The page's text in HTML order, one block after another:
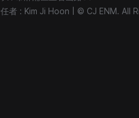
者 : Kim Ji Hoon
© CJ ENM. All